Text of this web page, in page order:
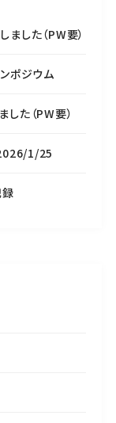
した（PW要）
ポジウム
た（PW要）
1/25